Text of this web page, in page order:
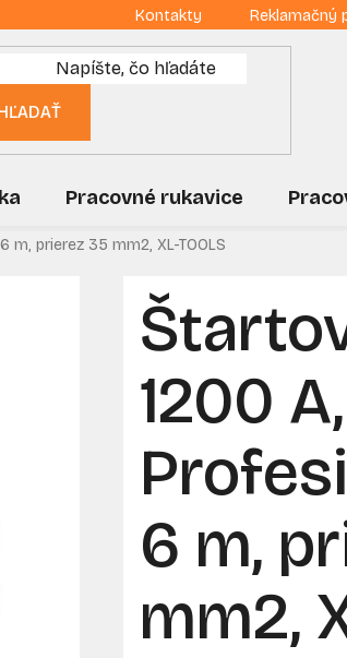
Kontakty Reklamačný
Pracovné rukavice
m, prierez 35 mm2, XL-TOOLS
1200 A,
6 m,
mm2,